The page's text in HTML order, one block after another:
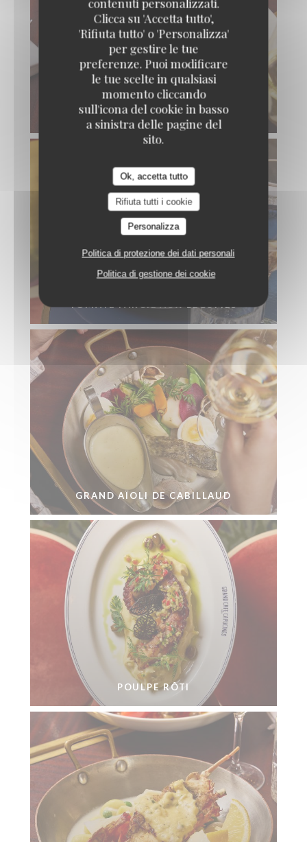
contenuti personalizzati.
Clicca su 'Accetta tutto',
'Rifiuta tutto' o 'Personalizza'
per gestire le tue
preferenze. Puoi modificare
le tue scelte in qualsiasi
momento cliccando
sull'icona del cookie in basso
a sinistra delle pagine del
sito.
Ok, accetta tutto
Rifiuta tutti i cookie
Personalizza
Politica di protezione dei dati personali
Politica di gestione dei cookie
THON MI-CUIT
TOMATE FARCIE AUX LÉGUMES
GRAND AÏOLI DE CABILLAUD
POULPE RÔTI